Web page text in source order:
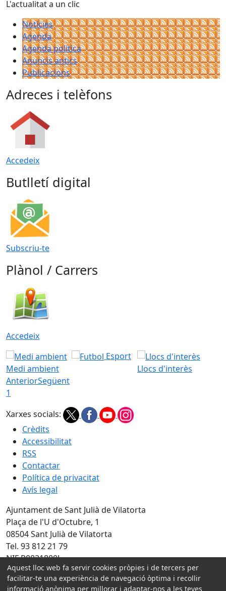
L'actualitat a un clic
Notícies
Agenda
Agenda política
Anuncis antics
Publicacions
Adreces i telèfons
Accedeix
Butlletí digital
Subscriu-te
Plànol / Carrers
Accedeix
Medi ambient
Esport
Llocs d'interès
AnteriorSegüent
1
Xarxes socials:
Crèdits
Accessibilitat
RSS
Contactar
Política de privacitat
Avís legal
Ajuntament de Sant Julià de Vilatorta
Plaça de l'U d'Octubre, 1
08504 Sant Julià de Vilatorta
Tel. 93 812 21 79
NIF P0821800J
Amb la col·laboració de:
Aquest lloc web fa servir cookies pròpies i de tercers per
facilitar-te una experiència de navegació òptima i recollir
informació anònima per millorar i adaptar-nos a les teves